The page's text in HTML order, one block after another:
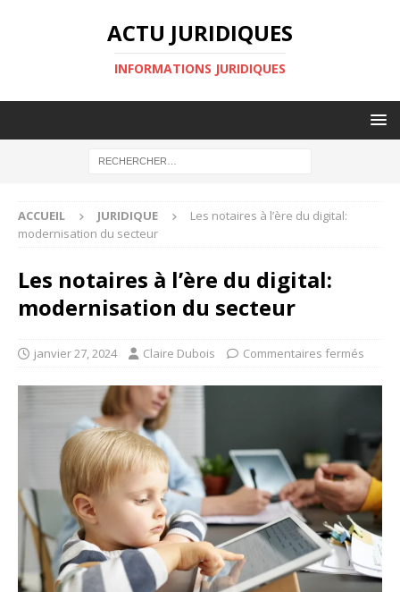
ACTU JURIDIQUES
INFORMATIONS JURIDIQUES
ACCUEIL JURIDIQUE
Les notaires à l’ère du digital:
modernisation du secteur
Les notaires à l’ère du digital:
modernisation du secteur
janvier 27, 2024 Claire Dubois Commentaires fermés